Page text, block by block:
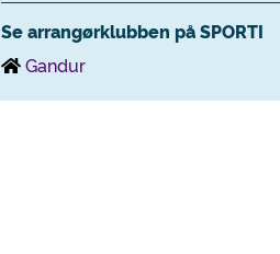
Se arrangørklubben på SPORTI
Gandur